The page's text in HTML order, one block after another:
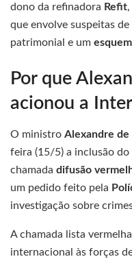
dono da refinadora Refit
que envolve suspeitas
patrimonial e um
Por que
acionou a
O ministro Alexandre de
feira (15/5) a inclusão do
chamada difusão
um pedido feito pela
investigação sobre
A chamada lista
internacional às forças